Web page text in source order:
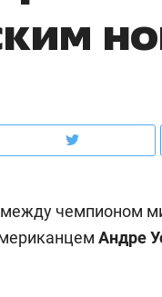
чемпионом
Андре
клиентах и чудных